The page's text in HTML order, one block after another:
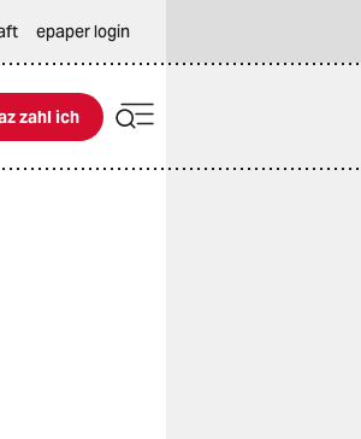
epaper login
ich
zahl ich